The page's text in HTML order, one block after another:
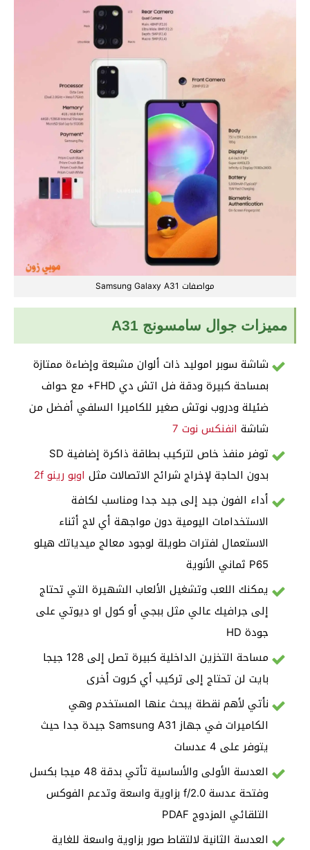
مواصفات Samsung Galaxy A31
مميزات جوال سامسونج A31
شاشة سوبر اموليد ذات ألوان مشبعة وإضاءة ممتازة
بمساحة كبيرة ودقة فل اتش دي FHD+ مع حواف
ضئيلة ودروب نوتش صغير للكاميرا السلفي أفضل من
شاشة انفنكس نوت 7
توفر منفذ خاص لتركيب بطاقة ذاكرة إضافية SD
بدون الحاجة لإخراج شرائح الاتصالات مثل اوبو رينو 2f
أداء الفون جيد إلى جيد جدا ومناسب لكافة
الاستخدامات اليومية دون مواجهة أي لاج أثناء
الاستعمال لفترات طويلة لوجود معالج ميدياتك هيلو
P65 ثماني الأنوية
يمكنك اللعب وتشغيل الألعاب الشهيرة التي تحتاج
إلى جرافيك عالي مثل ببجي أو كول او ديوتي على
جودة HD
مساحة التخزين الداخلية كبيرة تصل إلى 128 جيجا
بايت لن تحتاج إلى تركيب أي كروت أخرى
نأتي لأهم نقطة يبحث عنها المستخدم وهي
الكاميرات في جهاز Samsung A31 جيدة جدا حيث
يتوفر على 4 عدسات
العدسة الأولى والأساسية تأتي بدقة 48 ميجا بكسل
وفتحة عدسة f/2.0 بزاوية واسعة وتدعم الفوكس
التلقائي المزدوج PDAF
العدسة الثانية لالتقاط صور بزاوية واسعة للغاية